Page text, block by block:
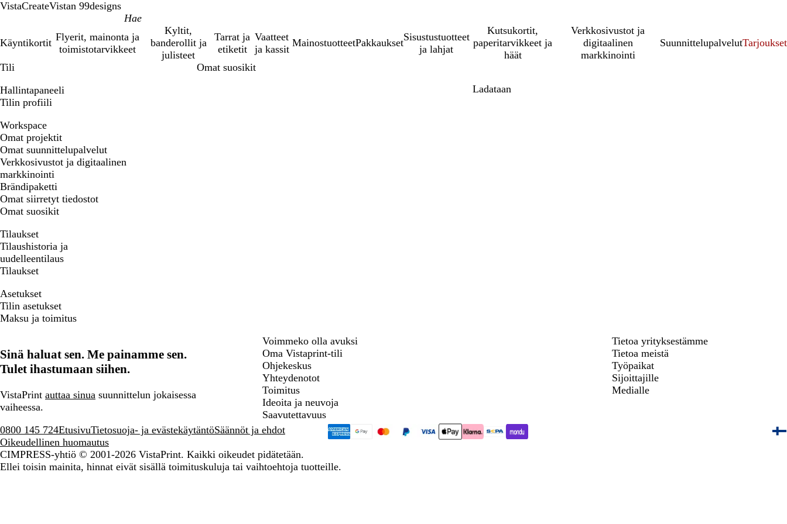
VistaCreateVistan 99designs
Käyntikortit
Flyerit, mainonta ja
toimistotarvikkeet
Kyltit,
banderollit ja
julisteet
Tarrat ja
etiketit
Vaatteet
ja kassit
MainostuotteetPakkaukset
Sisustustuotteet
ja lahjat
Kutsukortit,
paperitarvikkeet ja
häät
Verkkosivustot ja
digitaalinen
markkinointi
SuunnittelupalvelutTarjoukset
Tili
Hallintapaneeli
Tilin profiili
Workspace
Omat projektit
Omat suunnittelupalvelut
Verkkosivustot ja digitaalinen
markkinointi
Brändipaketti
Omat siirretyt tiedostot
Omat suosikit
Tilaukset
Tilaushistoria ja
uudelleentilaus
Tilaukset
Asetukset
Tilin asetukset
Maksu ja toimitus
Omat suosikit
Ladataan
Sinä haluat sen. Me painamme sen.
Tulet ihastumaan siihen.
VistaPrint auttaa sinua suunnittelun jokaisessa
vaiheessa.
Voimmeko olla avuksi
Oma Vistaprint-tili
Ohjekeskus
Yhteydenotot
Toimitus
Ideoita ja neuvoja
Saavutettavuus
Tietoa yrityksestämme
Tietoa meistä
Työpaikat
Sijoittajille
Medialle
0800 145 724EtusivuTietosuoja- ja evästekäytäntöSäännöt ja ehdot
Oikeudellinen huomautus
CIMPRESS-yhtiö © 2001-2026 VistaPrint. Kaikki oikeudet pidätetään.
Ellei toisin mainita, hinnat eivät sisällä toimituskuluja tai vaihtoehtoja tuotteille.